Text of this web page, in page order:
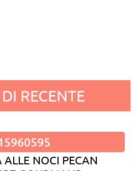
RECENTE
ALLE NOCI PECAN